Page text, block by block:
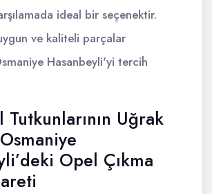
ideal bir seçenektir.
ve kaliteli parçalar
Hasanbeyli'yi tercih
Uğrak
Opel Çıkma